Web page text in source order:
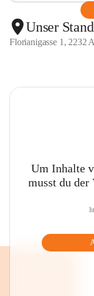
Unser
Florianigasse 1, 2232
Um Inhalte
musst du der